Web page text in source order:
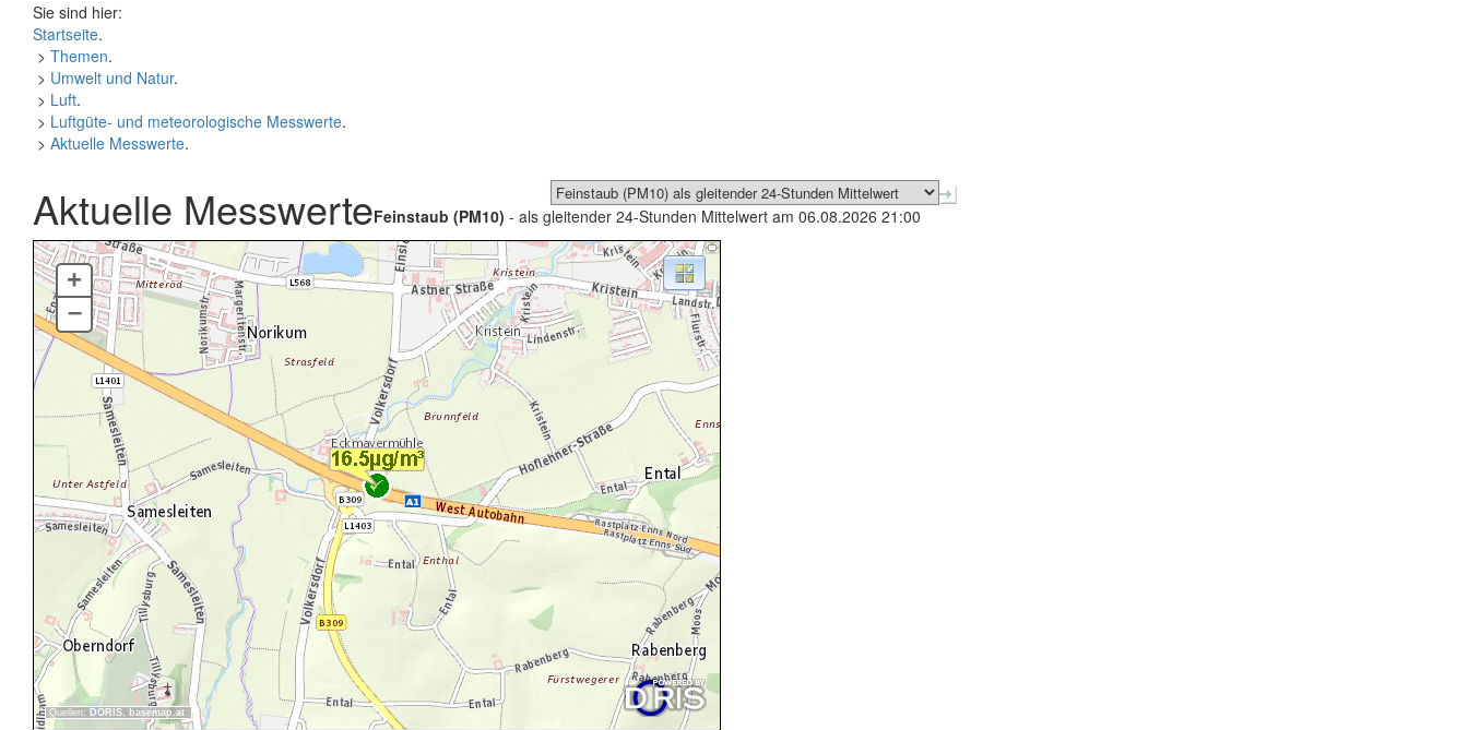
Sie sind hier:
Startseite.
> Themen.
> Umwelt und Natur.
> Luft.
> Luftgüte- und meteorologische Messwerte.
> Aktuelle Messwerte.
Aktuelle MesswerteFeinstaub (PM10) - als gleitender 24-Stunden Mittelwert am 06.08.2026 21:00
Quellen: DORIS, basemap.at
+
–